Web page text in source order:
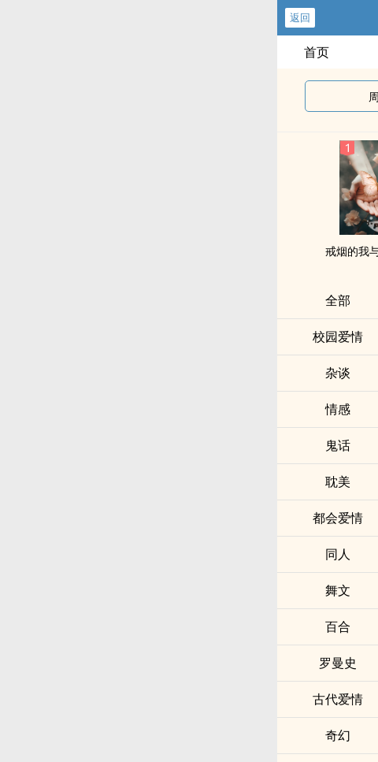
返回
首页
戒烟的我
全部
校园爱情
杂谈
情感
鬼话
耽美
都会爱情
同人
舞文
百合
罗曼史
古代爱情
奇幻